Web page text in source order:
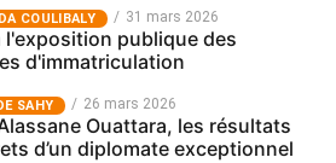
COULIBALY 31 mars 2026
l'exposition publique des
d'immatriculation
SAHY 26 mars 2026
Ouattara, les résultats
d’un diplomate exceptionnel